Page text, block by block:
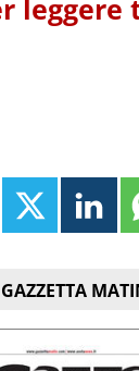
GAZZETTA